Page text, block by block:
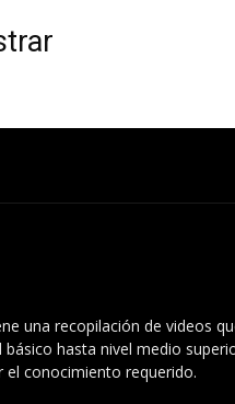
una recopilación de videos
básico hasta nivel medio
conocimiento requerido.